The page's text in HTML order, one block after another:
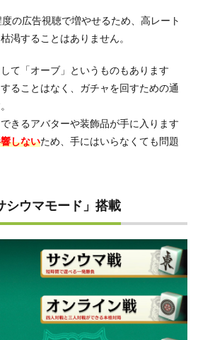
の広告視聴で増やせるため、高レート
渇することはありません。
て「オーブ」というものもあります
ることはなく、ガチャを回すための通
きるアバターや装飾品が手に入ります
しないため、手にはいらなくても問題
シウマモード」搭載